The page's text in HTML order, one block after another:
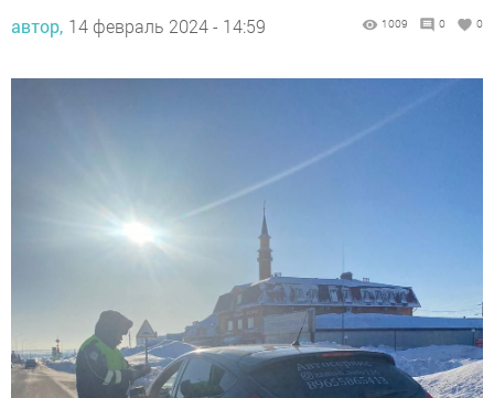
автор, 14 февраль 2024 - 14:59 1009 0 0